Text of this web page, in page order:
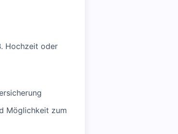
Hochzeit oder
Möglichkeit zum